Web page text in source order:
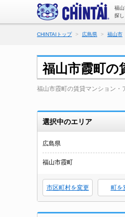
福
探し
CHINTAIトップ 広島県 福山市
福山市霞町の
福山市霞町の賃貸マンション・
選択中のエリア
広島県
福山市霞町
市区町村を変更 町を